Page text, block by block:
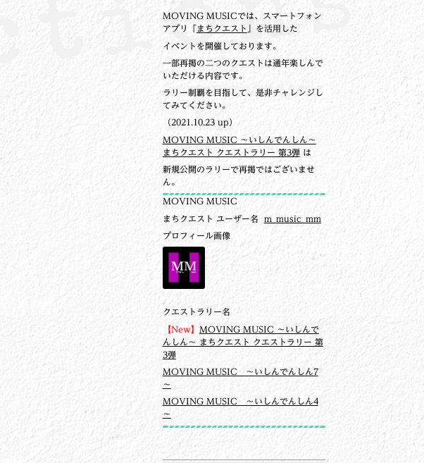
MOVING MUSICでは、スマートフォン
アプリ「
まちクエスト 」を活用した
イベントを開催しております。
一部再掲の二つのクエストは通年楽しんで
いただける内容です。
ラリー制覇を目指して、是非チャレンジし
てみてください。
（2021.10.23 up）
MOVING MUSIC ～いしんでんしん～
まちクエスト クエストラリー 第3弾は
新規公開のラリーで再掲ではございませ
ん。
MOVING MUSIC
まちクエスト ユーザー名 m_music_mm
プロフィール画像
クエストラリー名
【New】 MOVING MUSIC ～いしんで
んしん～ まちクエスト クエストラリー 第
3弾
MOVING MUSIC ～いしんでんしん7
～
MOVING MUSIC ～いしんでんしん4
～